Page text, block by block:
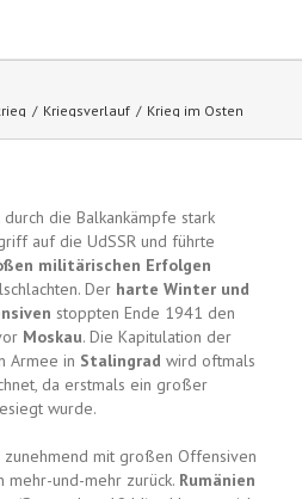
Kriegsverlauf Krieg im Osten
die Balkankämpfe stark
auf die UdSSR und führte
militärischen Erfolgen
Der harte Winter und
stoppten Ende 1941 den
Moskau. Die Kapitulation der
Armee in Stalingrad wird oftmals
da erstmals ein großer
wurde.
mit großen Offensiven
mehr-und-mehr zurück. Rumänien